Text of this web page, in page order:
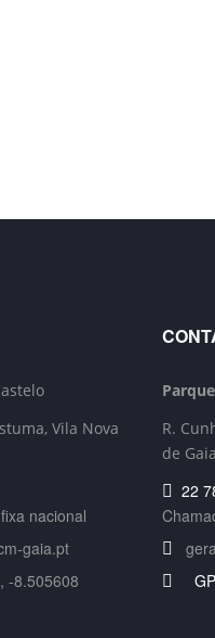
Vila Nova
nacional
gaia.pt
-8.505608
R.
de
22